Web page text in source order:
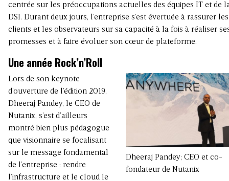
centrée sur les préoccupations actuelles des équipes IT et de
DSI. Durant deux jours, l’entreprise s’est évertuée à rassurer les
clients et les observateurs sur sa capacité à la fois à réaliser
promesses et à faire évoluer son cœur de plateforme.
Une année Rock’n’Roll
Dheeraj Pandey; CEO et co-
fondateur de Nutanix
Lors de son keynote
d’ouverture de l’édition 2019,
Dheeraj Pandey, le CEO de
Nutanix, s’est d’ailleurs
montré bien plus pédagogue
que visionnaire se focalisant
sur le message fondamental
de l’entreprise : rendre
l’infrastructure et le cloud le